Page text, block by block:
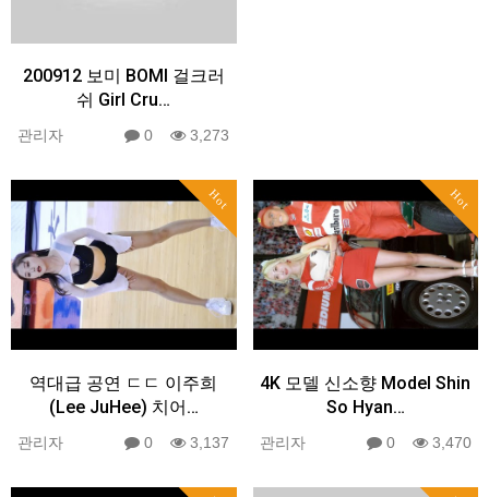
200912 보미 BOMI 걸크러
쉬 Girl Cru…
관리자 0 3,273
Hot
역대급 공연 ㄷㄷ 이주희
(Lee JuHee) 치어…
관리자 0 3,137
Hot
4K 모델 신소향 Model Shin
So Hyan…
관리자 0 3,470